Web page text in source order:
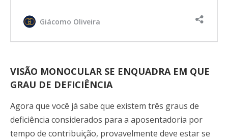
Giácomo Oliveira
VISÃO MONOCULAR SE ENQUADRA EM QUE
GRAU DE DEFICIÊNCIA
Agora que você já sabe que existem três graus de
deficiência considerados para a aposentadoria por
tempo de contribuição, provavelmente deve estar se